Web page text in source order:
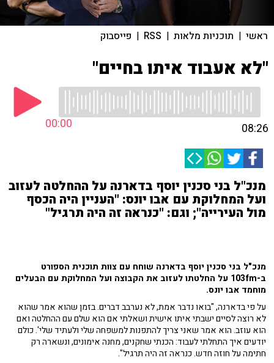
ראשי | תוכניות מלאות |
RSS
| פייסבוק
"לא אעבוד איתו בחיים"
00:00 08:26
מנכ"ל בני סכנין יוסף בדארנה על ההחלטה לעזוב
ועל המחלוקת עם אבו יונס: "העניין היה הכסף
מול העירייה"; וגם: "כנראה זה היה תרגיל"
מנכ"ל בני סכנין יוסף בדארנה שוחח עם צוות תוכנית הספורט
ב-103fm על החלטתו לעזוב את הקבוצה ועל המחלוקת עם הבעלים
מוחמד אבו יונס.
על פי בדארנה, "בואו נדבר אמת, לא נערבב דברים. בזמן שהוא אמר שהוא
לא רוצה לסיים ישבתי איתו אישית ושאלתי אם הוא שלם עם ההחלטה ואם
הוא עוזב. הוא אמר שאני צריך להתפנות למשפחה שלי ולעתיד שלי'. כולם
יודעים איך התחלתי לעבוד: הכנתי שחקנים, מחנה אימונים, ונשארה רק
חתימה על חוזה חדש. כנראה זה היה תרגיל".